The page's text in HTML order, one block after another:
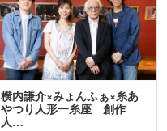
横内謙介×みょんふぁ×糸あ
やつり人形一糸座 創作
人…